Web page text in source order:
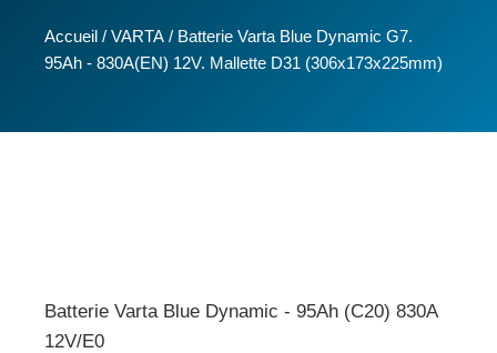
Accueil / VARTA / Batterie Varta Blue Dynamic G7.
95Ah - 830A(EN) 12V. Mallette D31 (306x173x225mm)
Batterie Varta Blue Dynamic - 95Ah (C20) 830A
12V/E0